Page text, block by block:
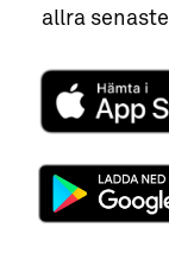
allra